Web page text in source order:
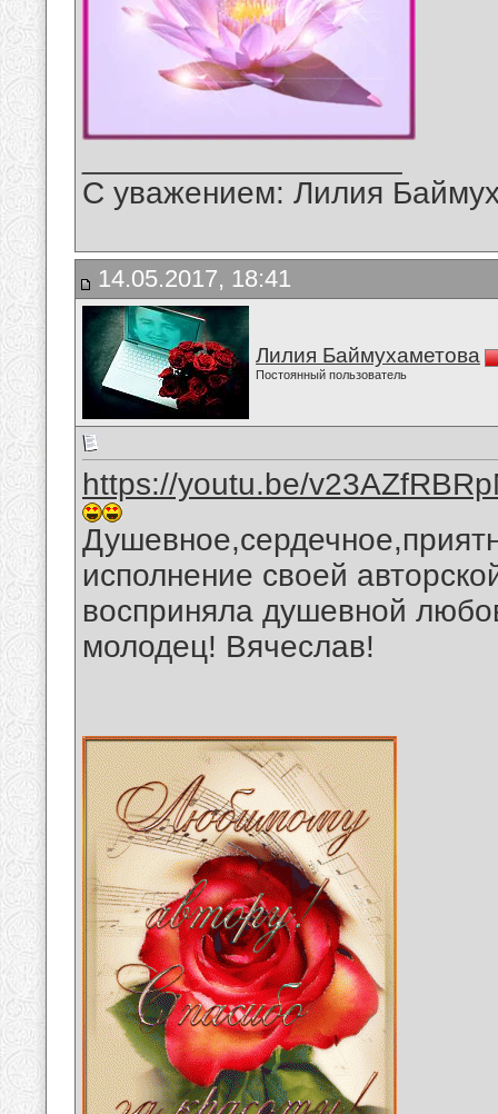
С уважением: Лилия
14.05.2017, 18:41
Лилия Баймухаметова
Постоянный пользователь
https://youtu.be/
исполнение своей
восприняла душевной
молодец! Вячеслав!